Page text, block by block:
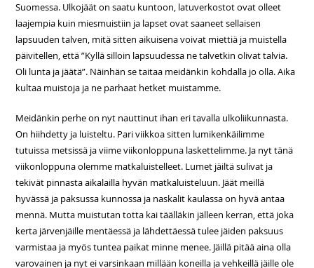
Suomessa. Ulkojäät on saatu kuntoon, latuverkostot ovat olleet
laajempia kuin miesmuistiin ja lapset ovat saaneet sellaisen
lapsuuden talven, mitä sitten aikuisena voivat miettiä ja muistella
päivitellen, että ”Kyllä silloin lapsuudessa ne talvetkin olivat talvia.
Oli lunta ja jäätä”. Näinhän se taitaa meidänkin kohdalla jo olla. Aika
kultaa muistoja ja ne parhaat hetket muistamme.
Meidänkin perhe on nyt nauttinut ihan eri tavalla ulkoliikunnasta.
On hiihdetty ja luisteltu. Pari viikkoa sitten lumikenkäilimme
tutuissa metsissä ja viime viikonloppuna laskettelimme. Ja nyt tänä
viikonloppuna olemme matkaluistelleet. Lumet jäiltä sulivat ja
tekivät pinnasta aikalailla hyvän matkaluisteluun. Jäät meillä
hyvässä ja paksussa kunnossa ja naskalit kaulassa on hyvä antaa
mennä. Mutta muistutan totta kai täälläkin jälleen kerran, että joka
kerta järvenjäille mentäessä ja lähdettäessä tulee jäiden paksuus
varmistaa ja myös tuntea paikat minne menee. Jäillä pitää aina olla
varovainen ja nyt ei varsinkaan millään koneilla ja vehkeillä jäille ole